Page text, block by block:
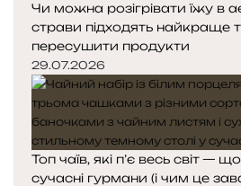
Чи можна розігрівати їжу в
страви підходять найкраще
пересушити продукти
29.07.2026
Топ чаїв, які п’є весь світ —
сучасні гурмани (і чим це